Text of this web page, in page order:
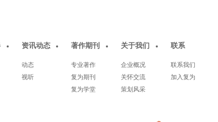
资讯动态
动态
视听
著作期刊
专业著作
复为期刊
复为学堂
关于我们
企业概况
关怀交流
策划风采
联系
联系我们
加入复为